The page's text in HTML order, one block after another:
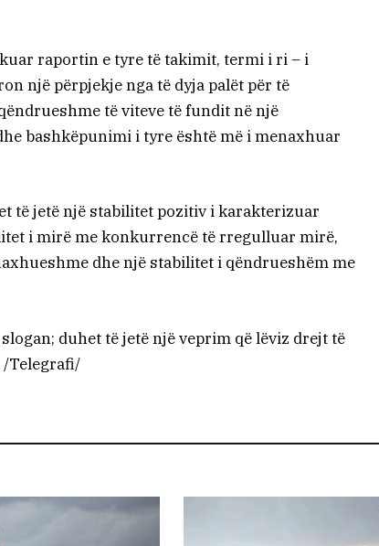
raportin e tyre të takimit, termi i ri – i
një përpjekje nga të dyja palët për të
të viteve të fundit në një
bashkëpunimi i tyre është më i menaxhuar
të jetë një stabilitet pozitiv i karakterizuar
i mirë me konkurrencë të rregulluar mirë,
dhe një stabilitet i qëndrueshëm me
duhet të jetë një veprim që lëviz drejt të
/Telegrafi/